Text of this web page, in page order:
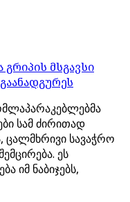
მსგავსი
სამ ძირითად
ცალმხრივი სავაჭრო
ეს
იმ ნაბიჯებს,